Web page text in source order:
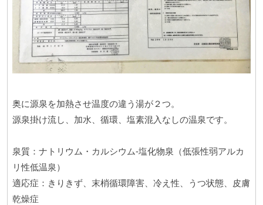
奥に源泉を加熱させ温度の違う湯が２つ。
源泉掛け流し、加水、循環、塩素混入なしの温泉です。
泉質：ナトリウム・カルシウム-塩化物泉（低張性弱アルカ
リ性低温泉）
適応症：きりきず、末梢循環障害、冷え性、うつ状態、皮膚
乾燥症